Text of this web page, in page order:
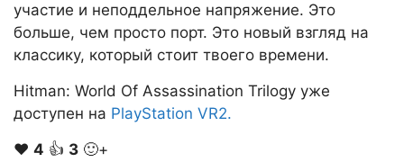
участие и неподдельное напряжение. Это
больше, чем просто порт. Это новый взгляд на
классику, который стоит твоего времени.
Hitman: World Of Assassination Trilogy уже
доступен на PlayStation VR2.
❤️ 4 👍 3 🙂+